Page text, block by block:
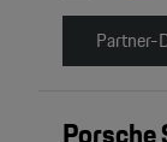
Partner-